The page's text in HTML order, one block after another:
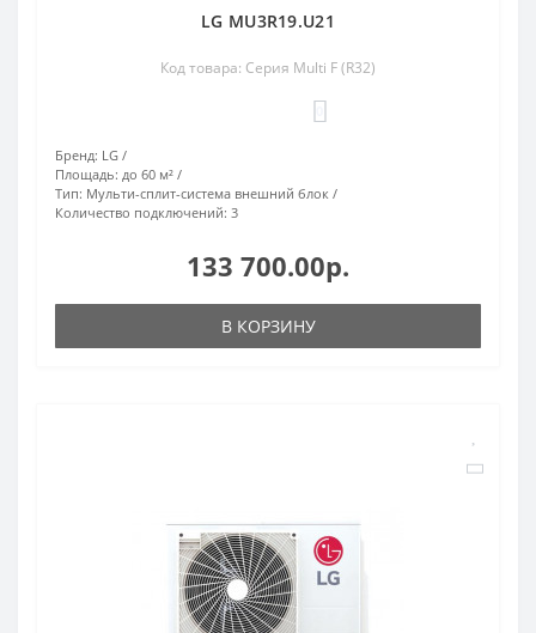
LG MU3R19.U21
Код товара: Серия Multi F (R32)
Бренд: LG
Площадь: до 60 м²
Тип: Мульти-сплит-система внешний блок
Количество подключений: 3
133 700.00р.
В КОРЗИНУ